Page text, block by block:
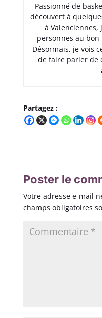
Passionné de
découvert à
à Valenciennes,
personnes au
Désormais, je vois
de faire parler de
Partagez :
Poster le
Votre adresse e-mail
champs obligatoires